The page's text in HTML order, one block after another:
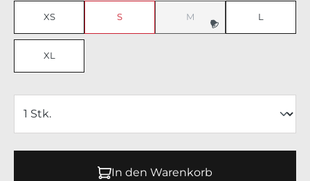
XS S M(Diese Option ist zurzeit nicht
L
XL
In den Warenkorb